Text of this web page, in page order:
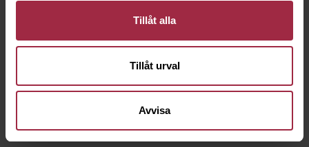
Tillåt alla
Tillåt urval
Avvisa